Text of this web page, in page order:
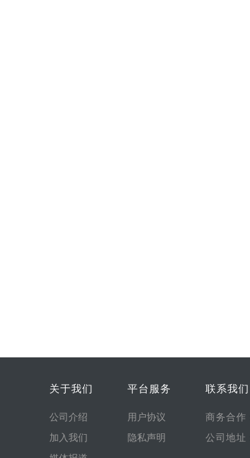
关于我们
公司介绍
加入我们
平台服务
用户协议
隐私声明
联系我们
商务合
公司地址